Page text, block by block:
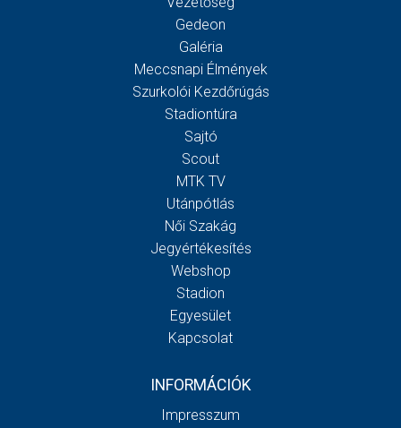
Gedeon
Galéria
Meccsnapi Élmények
Szurkolói Kezdőrúgás
Stadiontúra
Sajtó
Scout
MTK TV
Utánpótlás
Női Szakág
Jegyértékesítés
Webshop
Stadion
Egyesület
Kapcsolat
INFORMÁCIÓK
Impresszum